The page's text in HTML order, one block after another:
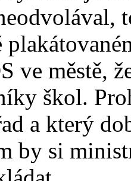
ve městě,
škol.
a který
by si